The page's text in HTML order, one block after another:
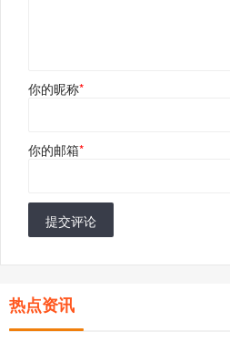
你的昵称*
你的邮箱*
提交评论
热点资讯